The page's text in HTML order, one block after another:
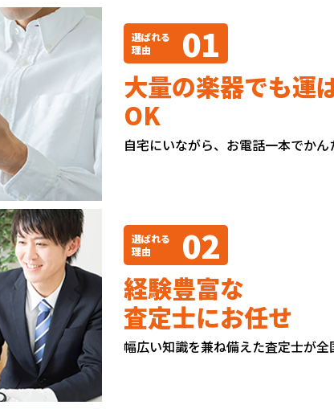
選ばれる
理由
01
大量の楽器でも運
OK
自宅にいながら、お電話一本でかん
選ばれる
理由
02
経験豊富な
査定士にお任せ
幅広い知識を兼ね備えた査定士が全